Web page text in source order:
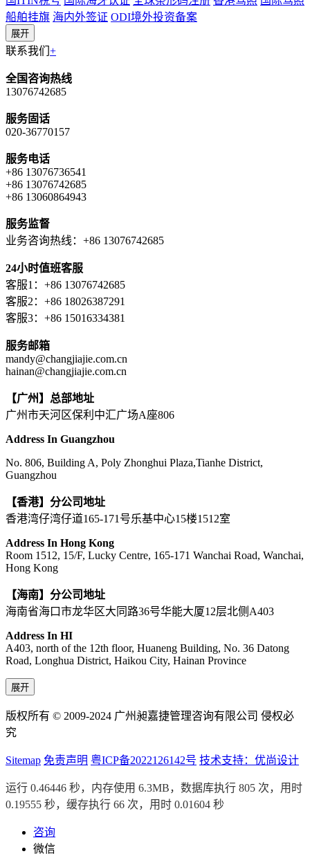
船舶挂旗 海内外签证 ODI境外投资备案
展开
联系我们 +
全国咨询热线
13076742685
服务固话
020-36770157
服务电话
+86 13076736541
+86 13076742685
+86 13060864943
服务监督
业务咨询热线：+86 13076742685
24小时值班客服
客服1：+86 13076742685
客服2：+86 18026387291
客服3：+86 15016334381
服务邮箱
mandy@changjiajie.com.cn
hainan@changjiajie.com.cn
【广州】总部地址
广州市天河区保利中汇广场A座806
Address In Guangzhou
No. 806, Building A, Poly Zhonghui Plaza,Tianhe District,
Guangzhou
【香港】分公司地址
香港湾仔湾仔道165-171号乐基中心15楼1512室
Address In Hong Kong
Room 1512, 15/F, Lucky Centre, 165-171 Wanchai Road, Wanchai,
Hong Kong
【海南】分公司地址
海南省海口市龙华区大同路36号华能大厦12层北侧A403
Address In HI
A403, north of the 12th floor, Huaneng Building, No. 36 Datong
Road, Longhua District, Haikou City, Hainan Province
展开
版权所有 © 2009-2024 广州昶嘉捷管理咨询有限公司 侵权必
究
Sitemap 免责声明 粤ICP备2022126142号 技术支持：优尚设计
运行 0.46446 秒，内存使用 6.3MB，数据库执行 805 次，用时
0.19555 秒，缓存执行 66 次，用时 0.01604 秒
咨询
微信